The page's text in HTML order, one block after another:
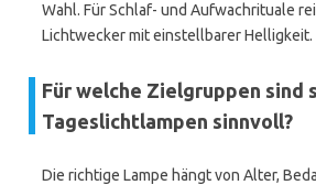
Wahl. Für Schlaf- und Aufwachrituale
Lichtwecker mit einstellbarer Helligkeit.
Für welche Zielgruppen sind
Tageslichtlampen sinnvoll?
Die richtige Lampe hängt von Alter,